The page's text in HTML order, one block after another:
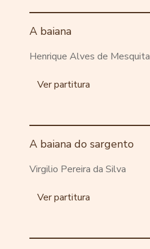
A baiana
Henrique Alves de Mesquita
Ver partitura
A baiana do sargento
Virgilio Pereira da Silva
Ver partitura